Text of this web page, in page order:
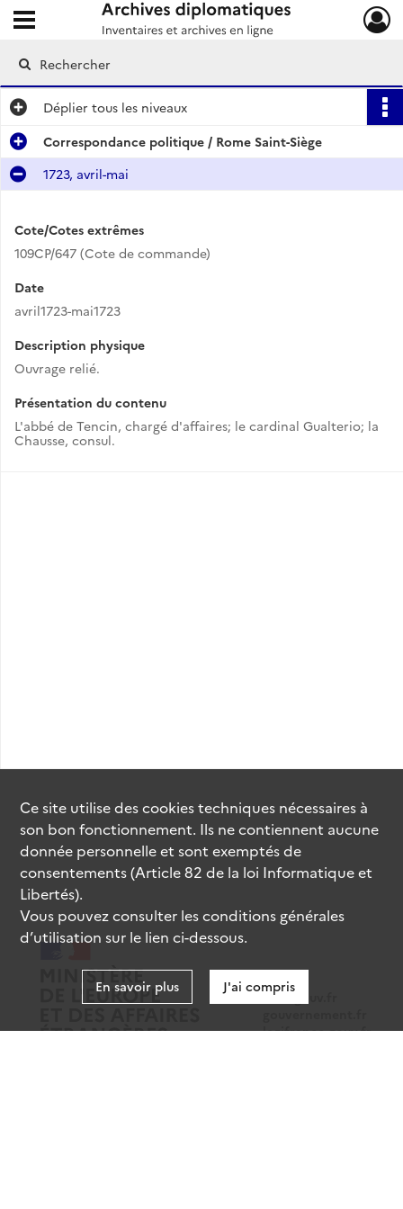
Archives diplomatiques
Ouvrir le menu déroulant
Déplier tous les niveaux
Correspondance politique / Rome Saint-Siège
1723, avril-mai
Cote/Cotes extrêmes
109CP/647 (Cote de commande)
Date
avril1723-mai1723
Description physique
Ouvrage relié.
Présentation du contenu
L'abbé de Tencin, chargé d'affaires; le cardinal Gualterio; la
Chausse, consul.
data.gouv.fr
legifrance.gouv.fr
Ce site utilise descookiestechniques nécessaires à
son bon fonctionnement. Ils ne contiennent aucune
donnée personnelle et sont exemptés de
consentements (Article 82 de la loi Informatique et
Libertés).
Vous pouvez consulter les conditions générales
d’utilisation sur le lien ci-dessous.
En savoir plus J'ai compris